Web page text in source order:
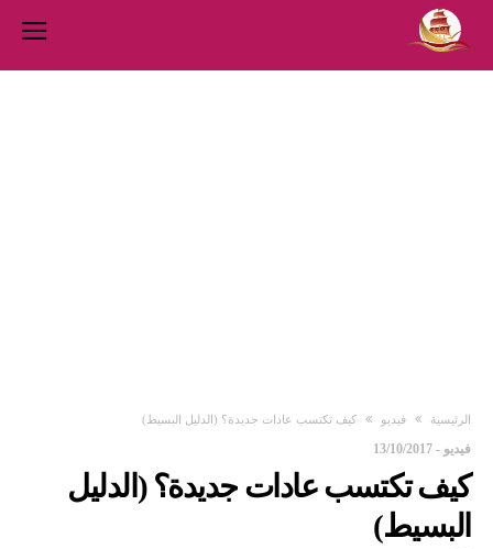
‫الرئيسية‬ فيديو كيف تكتسب عادات جديدة؟ (الدليل البسيط)
فيديو -
13/10/2017
كيف تكتسب عادات جديدة؟ (الدليل
البسيط)